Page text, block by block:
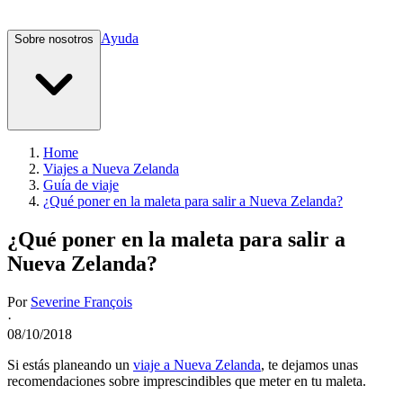
Sobre nosotros Ayuda
Home
Viajes a Nueva Zelanda
Guía de viaje
¿Qué poner en la maleta para salir a Nueva Zelanda?
¿Qué poner en la maleta para salir a
Nueva Zelanda?
Por Severine François
·
08/10/2018
Si estás planeando un viaje a Nueva Zelanda, te dejamos unas
recomendaciones sobre imprescindibles que meter en tu maleta.